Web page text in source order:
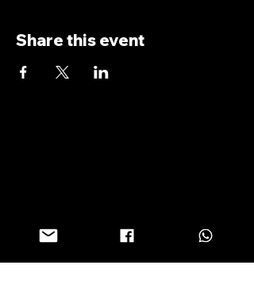
Share this event
info@antoniopiricone.com